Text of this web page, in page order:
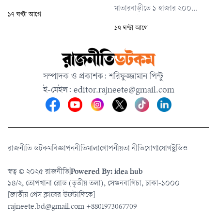
১৭ ঘণ্টা আগে
মাতারবাড়ীতে ১ হাজার ২০০
আল্ট্রা-সুপারক্রিটিক্যাল
পরিদর্শনের সময় সংশ্লিষ্ট
কর্মকর্তাদের এসব নির্দেশনা দেন
প্রধানমন্ত্রী।
১৭ ঘণ্টা আগে
সম্পাদক ও প্রকাশক: শরিফুজ্জামান পিন্টু
ই-মেইল: editor.rajneete@gmail.com
রাজনীতি ডটকমবিজ্ঞাপননীতিমালাগোপনীয়তা নীতিযোগাযোগস্টুডিও
স্বত্ব © ২০২৫ রাজনীতিPowered By: idea hub
১৪/২, তোপখানা রোড (তৃতীয় তলা), সেগুনবাগিচা, ঢাকা-১০০০
[জাতীয় প্রেস ক্লাবের উল্টোদিকে]
rajneete.bd@gmail.com +8801973067709